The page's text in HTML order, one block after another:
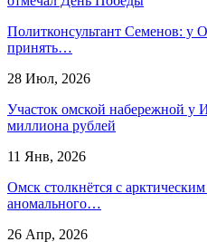
Политконсультант Семенов: у
принять…
28 Июл, 2026
Участок омской набережной у
миллиона рублей
11 Янв, 2026
Омск столкнётся с
аномального…
26 Апр, 2026